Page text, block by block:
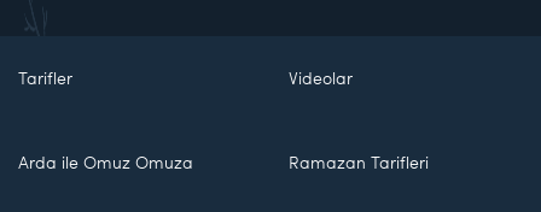
Tarifler Videolar
Arda ile Omuz Omuza Ramazan Tarifleri